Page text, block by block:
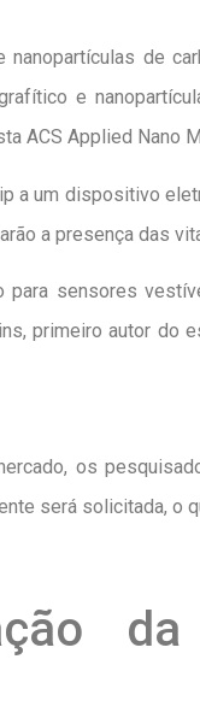
de
e
ACS Applied Nano
a um dispositivo
a presença das
sensores
primeiro autor do
os
será solicitada, o